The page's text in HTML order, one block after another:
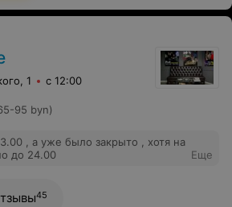
1 с 12:00
95 byn)
, а уже было закрыто , хотя на
до 24.00
Еще
45